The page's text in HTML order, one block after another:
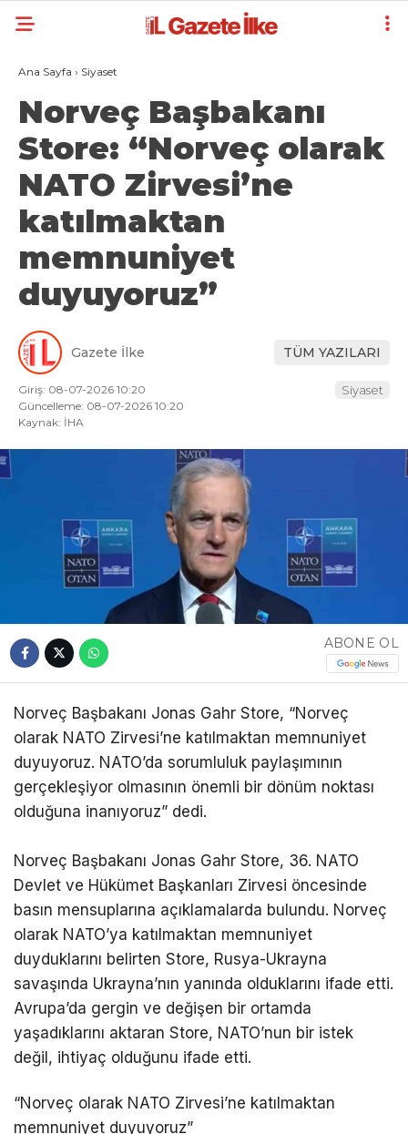
Ana Sayfa › Siyaset
Norveç Başbakanı
Store: “Norveç olarak
NATO Zirvesi’ne
katılmaktan
memnuniyet
duyuyoruz”
Gazete İlke TÜM YAZILARI
Giriş: 08-07-2026 10:20
Güncelleme: 08-07-2026 10:20
Kaynak: İHA
Siyaset
ABONE OL
Norveç Başbakanı Jonas Gahr Store, “Norveç
olarak NATO Zirvesi’ne katılmaktan memnuniyet
duyuyoruz. NATO’da sorumluluk paylaşımının
gerçekleşiyor olmasının önemli bir dönüm noktası
olduğuna inanıyoruz” dedi.
Norveç Başbakanı Jonas Gahr Store, 36. NATO
Devlet ve Hükümet Başkanları Zirvesi öncesinde
basın mensuplarına açıklamalarda bulundu. Norveç
olarak NATO’ya katılmaktan memnuniyet
duyduklarını belirten Store, Rusya-Ukrayna
savaşında Ukrayna’nın yanında olduklarını ifade etti.
Avrupa’da gergin ve değişen bir ortamda
yaşadıklarını aktaran Store, NATO’nun bir istek
değil, ihtiyaç olduğunu ifade etti.
“Norveç olarak NATO Zirvesi’ne katılmaktan
memnuniyet duyuyoruz”